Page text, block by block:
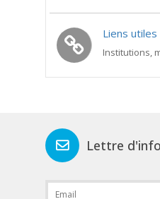
Liens utiles
Institutions,
Lettre